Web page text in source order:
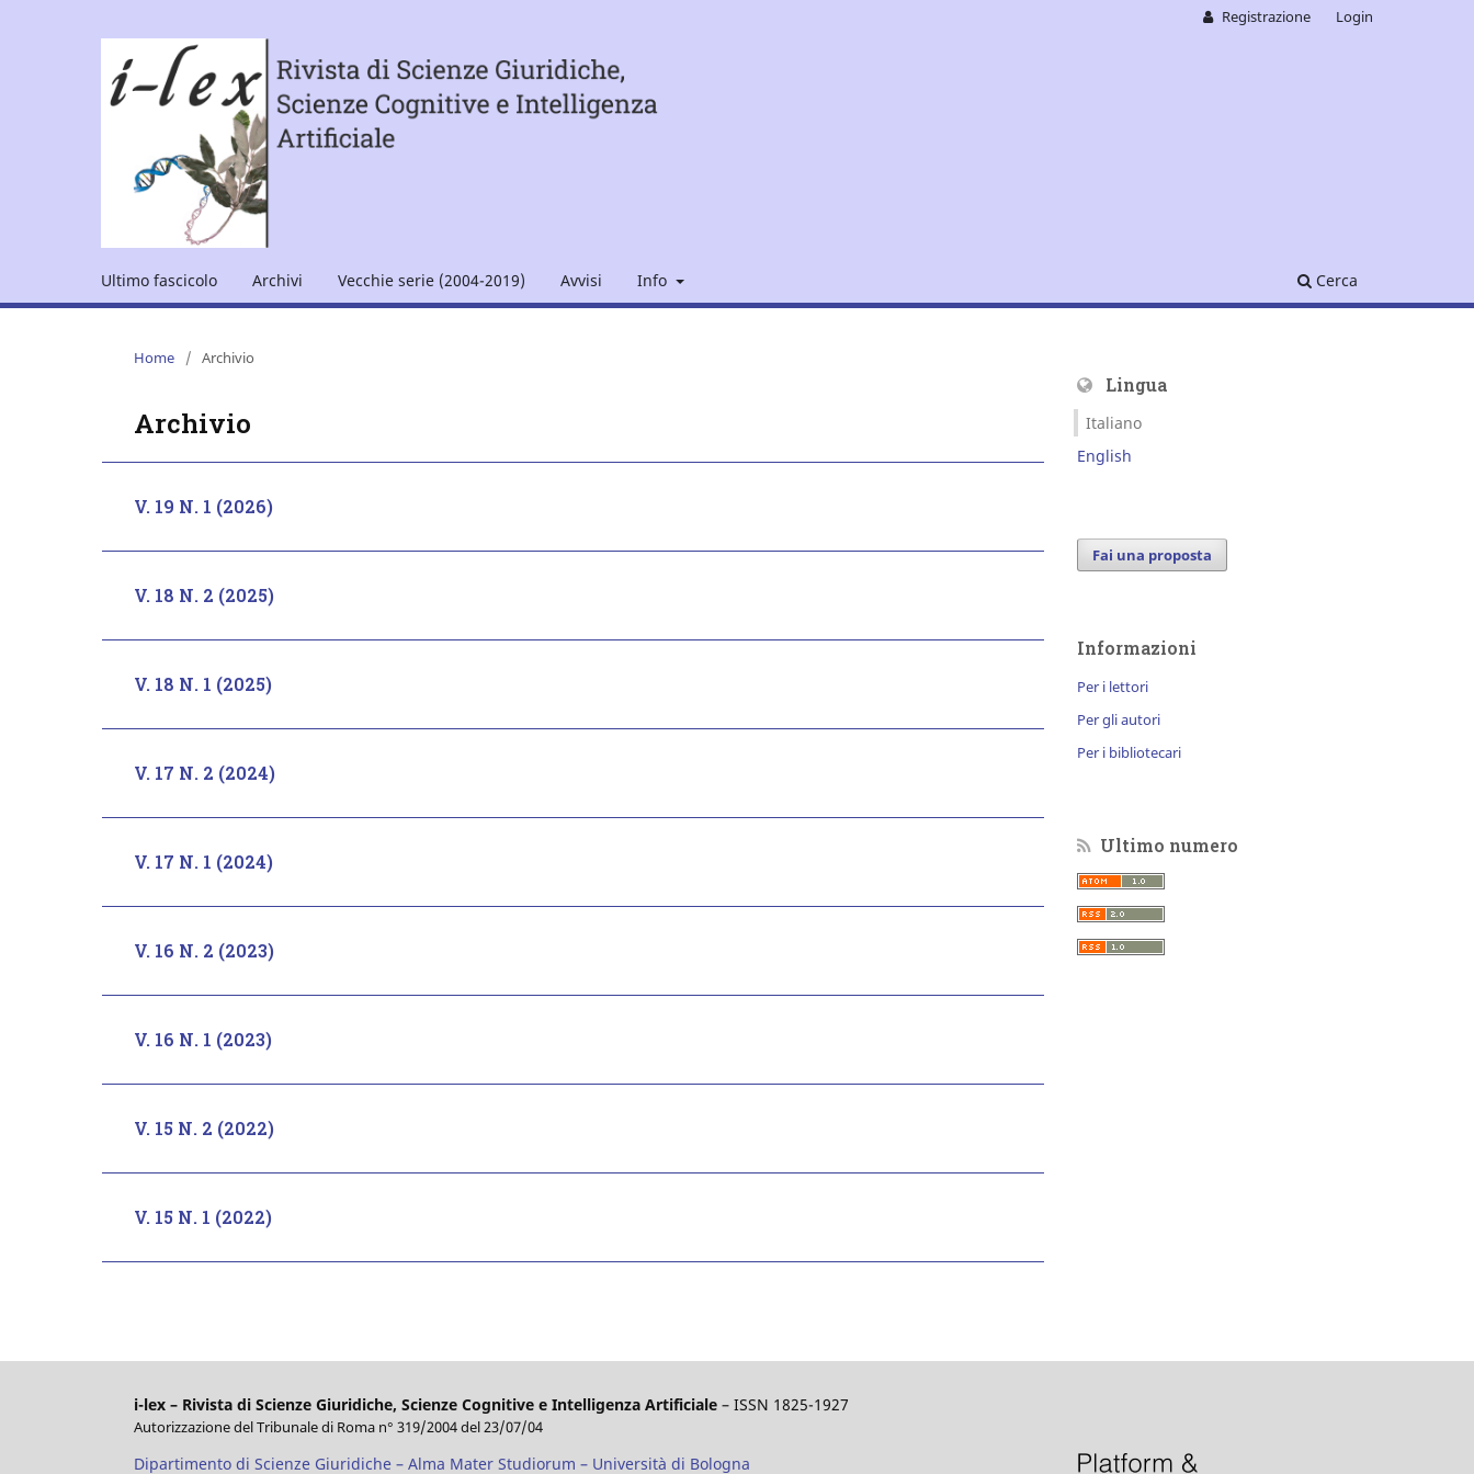
Ultimo fascicolo Archivi Vecchie serie (2004-2019) Avvisi Info Cerca
Registrazione Login
Home / Archivio
Archivio
V. 19 N. 1 (2026)
V. 18 N. 2 (2025)
V. 18 N. 1 (2025)
V. 17 N. 2 (2024)
V. 17 N. 1 (2024)
V. 16 N. 2 (2023)
V. 16 N. 1 (2023)
V. 15 N. 2 (2022)
V. 15 N. 1 (2022)
Lingua
Italiano
English
Fai una proposta
Informazioni
Per i lettori
Per gli autori
Per i bibliotecari
Ultimo numero
i-lex – Rivista di Scienze Giuridiche, Scienze Cognitive e Intelligenza Artificiale – ISSN 1825-1927
Autorizzazione del Tribunale di Roma n° 319/2004 del 23/07/04
Dipartimento di Scienze Giuridiche – Alma Mater Studiorum – Università di Bologna